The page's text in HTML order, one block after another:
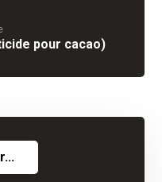
pour cacao)